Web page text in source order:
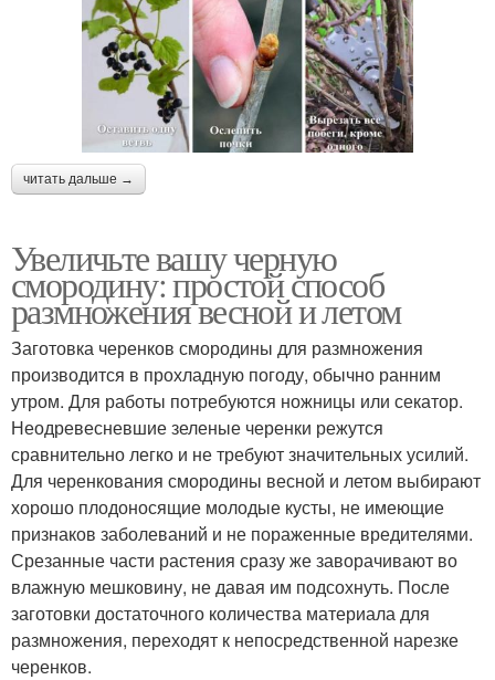
читать дальше →
Увеличьте вашу черную
смородину: простой способ
размножения весной и летом
Заготовка черенков смородины для размножения
производится в прохладную погоду, обычно ранним
утром. Для работы потребуются ножницы или секатор.
Неодревесневшие зеленые черенки режутся
сравнительно легко и не требуют значительных усилий.
Для черенкования смородины весной и летом выбирают
хорошо плодоносящие молодые кусты, не имеющие
признаков заболеваний и не пораженные вредителями.
Срезанные части растения сразу же заворачивают во
влажную мешковину, не давая им подсохнуть. После
заготовки достаточного количества материала для
размножения, переходят к непосредственной нарезке
черенков.